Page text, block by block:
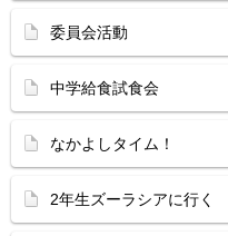
委員会活動
中学給食試食会
なかよしタイム！
2年生ズーラシアに行く